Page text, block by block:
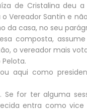
de Cristalina deu
Vereador Santin e
da casa, no seu
composta,
o vereador mais
aqui como
Se for ter alguma
entra como vice